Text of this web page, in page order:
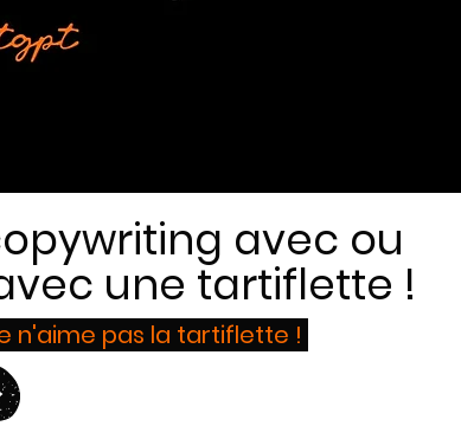
avec ou
une tartiflette !
n'aime pas la tartiflette !